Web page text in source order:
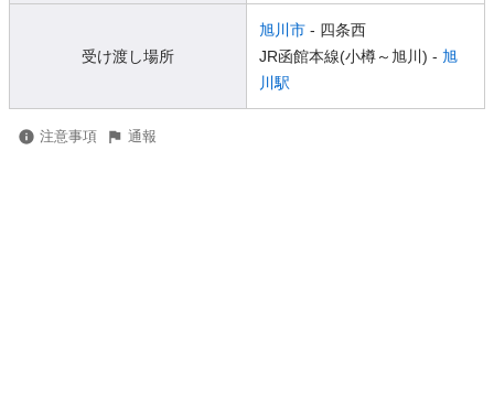
受け渡し場所
旭川市 - 四条西
JR函館本線(小樽～旭川) - 旭
川駅
注意事項 通報